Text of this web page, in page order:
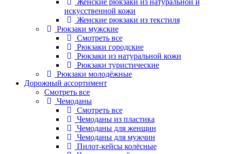
Женские рюкзаки из натуральной и
искусственной кожи
Женские рюкзаки из текстиля
Рюкзаки мужские
Смотреть все
Рюкзаки городские
Рюкзаки из натуральной кожи
Рюкзаки туристические
Рюкзаки молодёжные
Дорожный ассортимент
Смотреть все
Чемоданы
Смотреть все
Чемоданы из пластика
Чемоданы для женщин
Чемоданы для мужчин
Пилот-кейсы колёсные